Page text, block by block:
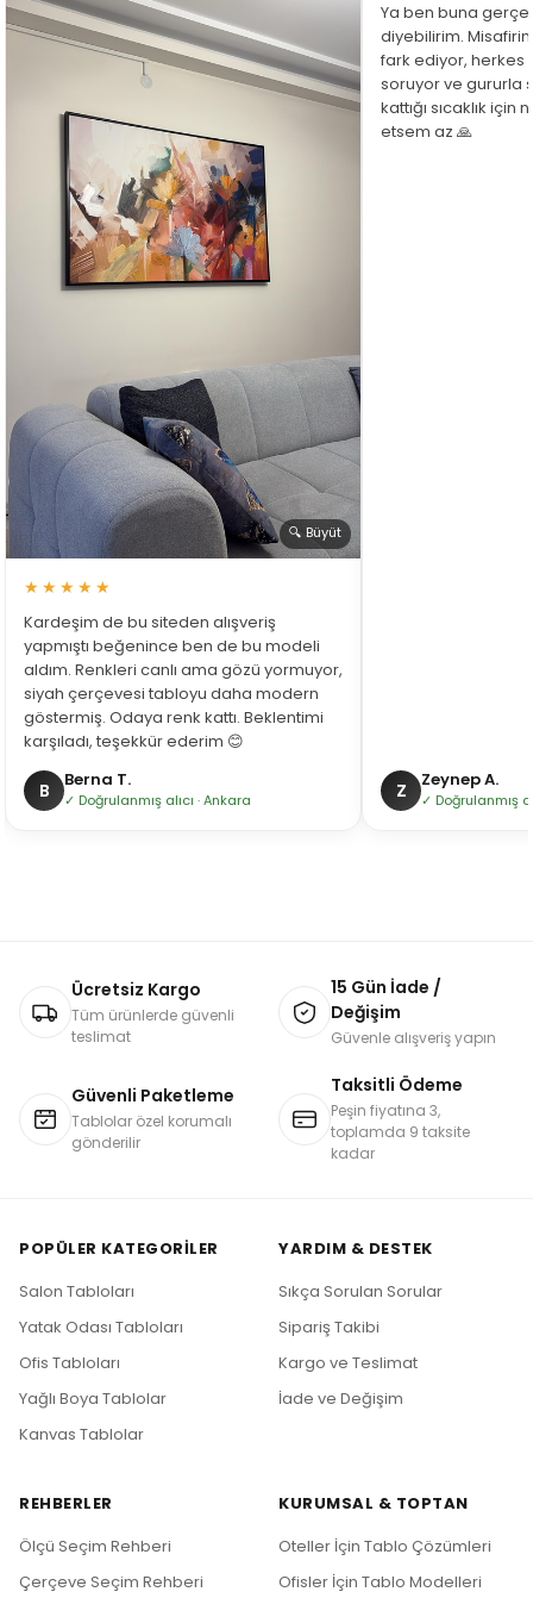
🔍 Büyüt
★★★★★
Kardeşim de bu siteden alışveriş
yapmıştı beğenince ben de bu modeli
aldım. Renkleri canlı ama gözü yormuyor,
siyah çerçevesi tabloyu daha modern
göstermiş. Odaya renk kattı. Beklentimi
karşıladı, teşekkür ederim 😊
B Berna T.
✓ Doğrulanmış alıcı · Ankara
Ya ben buna
diyebilirim.
fark ediyor, herkes
soruyor ve gururla
kattığı sıcaklık
etsem az 🙏
Z Zeynep A.
✓ Doğrulanmış
Ücretsiz Kargo
Tüm ürünlerde güvenli
teslimat
15 Gün İade /
Değişim
Güvenle alışveriş yapın
Güvenli Paketleme
Tablolar özel korumalı
gönderilir
Taksitli Ödeme
Peşin fiyatına 3,
toplamda 9 taksite
kadar
POPÜLER KATEGORILER
Salon Tabloları
Yatak Odası Tabloları
Ofis Tabloları
Yağlı Boya Tablolar
Kanvas Tablolar
YARDIM & DESTEK
Sıkça Sorulan Sorular
Sipariş Takibi
Kargo ve Teslimat
İade ve Değişim
REHBERLER
Ölçü Seçim Rehberi
Çerçeve Seçim Rehberi
KURUMSAL & TOPTAN
Oteller İçin Tablo Çözümleri
Ofisler İçin Tablo Modelleri